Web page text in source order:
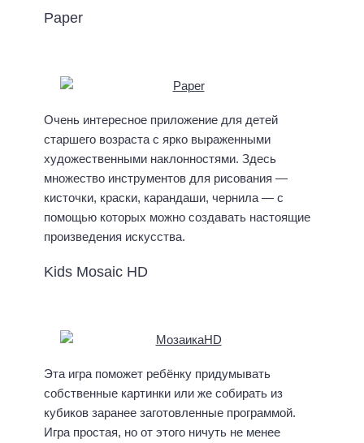
Paper
Очень интересное приложение для детей
старшего возраста с ярко выраженными
художественными наклонностями. Здесь
множество инструментов для рисования —
кисточки, краски, карандаши, чернила — с
помощью которых можно создавать настоящие
произведения искусства.
Kids Mosaic HD
Эта игра поможет ребёнку придумывать
собственные картинки или же собирать из
кубиков заранее заготовленные программой.
Игра простая, но от этого ничуть не менее